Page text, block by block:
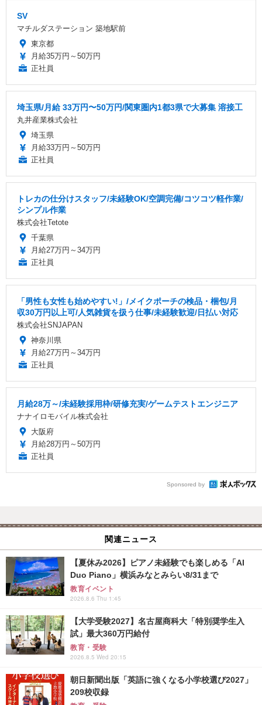
SV
マチルダステーション 築地駅前
東京都
月給35万円～50万円
正社員
埼玉県/月給 33万円〜50万円/関東圏内1都3県で大募集 溶接工
丸井産業株式会社
埼玉県
月給33万円～50万円
正社員
トレカの仕分けスタッフ/未経験OK/空調完備/コツコツ軽作業/
シンプル作業
株式会社Tetote
千葉県
月給27万円～34万円
正社員
「男性も女性も始めやすい!」/メイクポーチの検品・梱包/月
収30万円以上可/人気雑貨を扱う仕事/未経験歓迎/日払い対応
株式会社SNJAPAN
神奈川県
月給27万円～34万円
正社員
月給28万～/未経験採用枠/研修充実/ゲームテストエンジニア
ナナイロモバイル株式会社
大阪府
月給28万円～50万円
正社員
Sponsored by
関連ニュース
【夏休み2026】ピアノ未経験でも楽しめる「AI
Duo Piano」横浜みなとみらい8/31まで
教育イベント
2026.8.6 Thu 1:45
【大学受験2027】名古屋商科大「特別奨学生入
試」最大360万円給付
教育・受験
2026.8.5 Wed 20:15
朝日新聞出版「英語に強くなる小学校選び2027」
209校収録